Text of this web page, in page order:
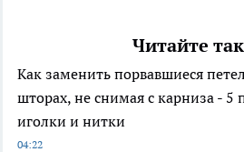
Читайте
Как заменить порвавшиеся
шторах, не снимая с карниза - 5
иголки и нитки
04:22